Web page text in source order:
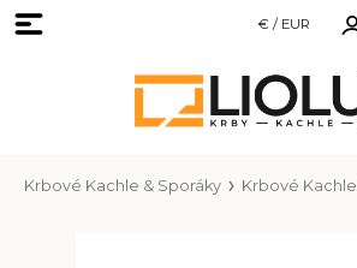
€ / EUR
Krbové Kachle & Sporáky Krbové Kachle